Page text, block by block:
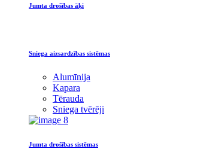
Jumta drošības āķi
Sniega aizsardzības sistēmas
Alumīnija
Kapara
Tērauda
Sniega tvērēji
Jumta drošības sistēmas